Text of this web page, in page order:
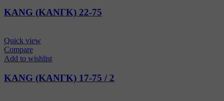
KANG (ΚΑΝΓΚ) 22-75
Quick view
Compare
Add to wishlist
KANG (ΚΑΝΓΚ) 17-75 / 2